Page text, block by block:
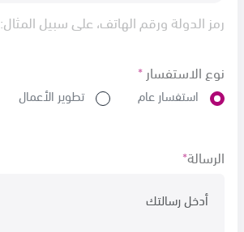
رمز الدولة ورقم الهاتف، على سبيل المثال:
نوع الاستفسار*
استفسار عام تطوير الأعمال
الرسالة*